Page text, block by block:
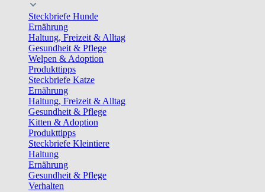
Steckbriefe Hunde
Ernährung
Haltung, Freizeit & Alltag
Gesundheit & Pflege
Welpen & Adoption
Produkttipps
Steckbriefe Katze
Ernährung
Haltung, Freizeit & Alltag
Gesundheit & Pflege
Kitten & Adoption
Produkttipps
Steckbriefe Kleintiere
Haltung
Ernährung
Gesundheit & Pflege
Verhalten